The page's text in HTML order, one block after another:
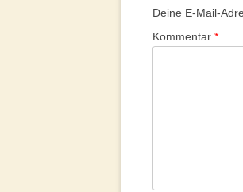
Deine E-Mail-
Kommentar *